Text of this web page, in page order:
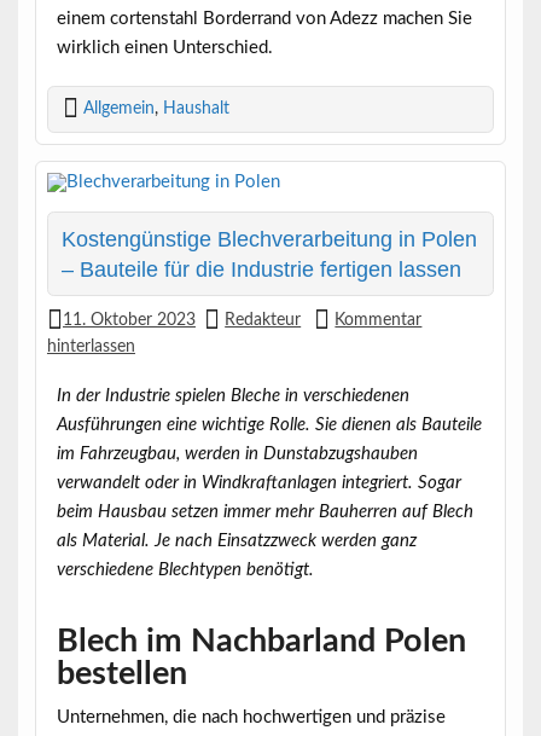
einem cortenstahl Borderrand von Adezz machen Sie
wirklich einen Unterschied.
Allgemein, Haushalt
Kostengünstige Blechverarbeitung in Polen
– Bauteile für die Industrie fertigen lassen
11. Oktober 2023 Redakteur
Kommentar
hinterlassen
In der Industrie spielen Bleche in verschiedenen
Ausführungen eine wichtige Rolle. Sie dienen als Bauteile
im Fahrzeugbau, werden in Dunstabzugshauben
verwandelt oder in Windkraftanlagen integriert. Sogar
beim Hausbau setzen immer mehr Bauherren auf Blech
als Material. Je nach Einsatzzweck werden ganz
verschiedene Blechtypen benötigt.
Blech im Nachbarland Polen
bestellen
Unternehmen, die nach hochwertigen und präzise